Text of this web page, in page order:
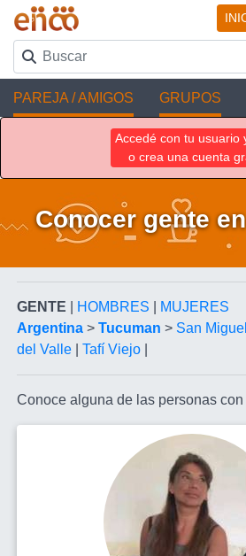
PAREJA / AMIGOS GRUPOS
Accedé con tu usuario
o crea una cuenta
Conocer gente
GENTE HOMBRES
MUJERES
Argentina > Tucuman > San
del Valle
Tafí Viejo
Conoce alguna de las personas con